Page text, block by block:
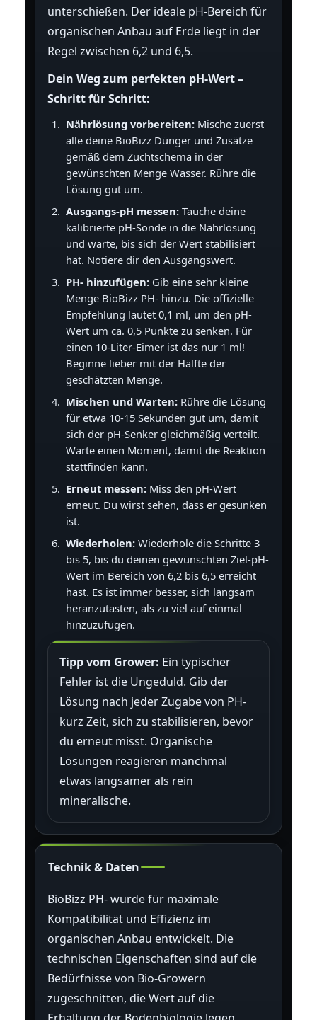
unterschießen. Der ideale pH-Bereich für
organischen Anbau auf Erde liegt in der
Regel zwischen 6,2 und 6,5.
Dein Weg zum perfekten pH-Wert –
Schritt für Schritt:
Nährlösung vorbereiten:Mische zuerst
alle deine BioBizz Dünger und Zusätze
gemäß dem Zuchtschema in der
gewünschten Menge Wasser. Rühre die
Lösung gut um.
Ausgangs-pH messen:Tauche deine
kalibrierte pH-Sonde in die Nährlösung
und warte, bis sich der Wert stabilisiert
hat. Notiere dir den Ausgangswert.
PH- hinzufügen:Gib eine sehr kleine
Menge BioBizz PH- hinzu. Die offizielle
Empfehlung lautet 0,1 ml, um den pH-
Wert um ca. 0,5 Punkte zu senken. Für
einen 10-Liter-Eimer ist das nur 1 ml!
Beginne lieber mit der Hälfte der
geschätzten Menge.
Mischen und Warten:Rühre die Lösung
für etwa 10-15 Sekunden gut um, damit
sich der pH-Senker gleichmäßig verteilt.
Warte einen Moment, damit die Reaktion
stattfinden kann.
Erneut messen:Miss den pH-Wert
erneut. Du wirst sehen, dass er gesunken
ist.
Wiederholen:Wiederhole die Schritte 3
bis 5, bis du deinen gewünschten Ziel-pH-
Wert im Bereich von 6,2 bis 6,5 erreicht
hast. Es ist immer besser, sich langsam
heranzutasten, als zu viel auf einmal
hinzuzufügen.
Tipp vom Grower: Ein typischer
Fehler ist die Ungeduld. Gib der
Lösung nach jeder Zugabe von PH-
kurz Zeit, sich zu stabilisieren, bevor
du erneut misst. Organische
Lösungen reagieren manchmal
etwas langsamer als rein
mineralische.
Technik & Daten
BioBizz PH- wurde für maximale
Kompatibilität und Effizienz im
organischen Anbau entwickelt. Die
technischen Eigenschaften sind auf die
Bedürfnisse von Bio-Growern
zugeschnitten, die Wert auf die